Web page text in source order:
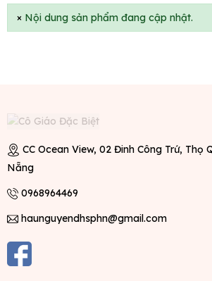
× Nội dung sản phẩm đang cập nhật.
CC Ocean View, 02 Đinh Công Trứ, Thọ
Nẵng
0968964469
haunguyendhsphn@gmail.com